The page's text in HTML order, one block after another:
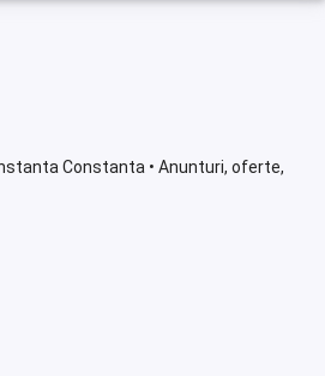
Constanta • Anunturi, oferte,